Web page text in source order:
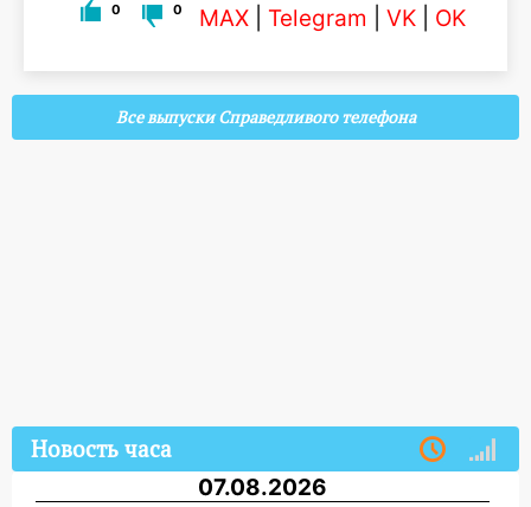
0 0 MAX Telegram VK OK
Все выпуски Справедливого телефона
Новость часа
07.08.2026